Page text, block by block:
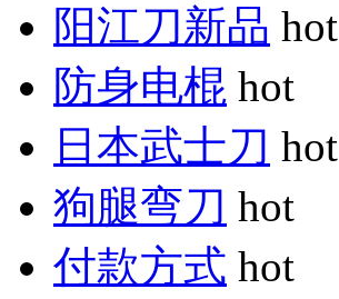
阳江刀新品 hot
防身电棍 hot
日本武士刀 hot
狗腿弯刀 hot
付款方式 hot